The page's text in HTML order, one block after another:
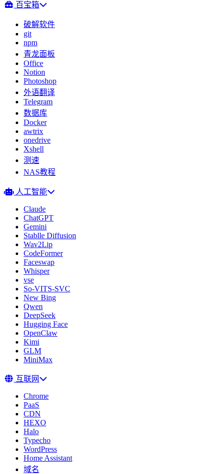
百宝箱
破解软件
git
npm
青龙面板
Office
Notion
Photoshop
外语翻译
Telegram
数据库
Docker
awtrix
onedrive
Xshell
测速
NAS教程
人工智能
Claude
ChatGPT
Gemini
Stablle Diffusion
Wav2Lip
CodeFormer
Faceswap
Whisper
vse
So-VITS-SVC
New Bing
Qwen
DeepSeek
Hugging Face
OpenClaw
Kimi
GLM
MiniMax
互联网
Chrome
PaaS
CDN
HEXO
Halo
Typecho
WordPress
Home Assistant
域名